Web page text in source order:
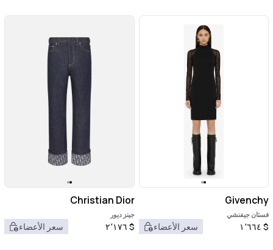
Givenchy
فستان جيفنشي
$ ١٬٦٦٤ سعر الأعضاء
Christian Dior
جينز ديور
$ ٢٬١٧٦ سعر الأعضاء